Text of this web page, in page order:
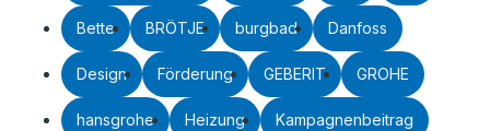
Bette BRÖTJE burgbad Danfoss
Design Förderung GEBERIT GROHE
hansgrohe Heizung Kampagnenbeitrag